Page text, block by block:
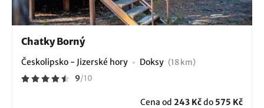
Chatky Borný
Českolipsko - Jizerské hory Doksy (18 km)
9/10
Cena od 243 Kčdo 575 Kč